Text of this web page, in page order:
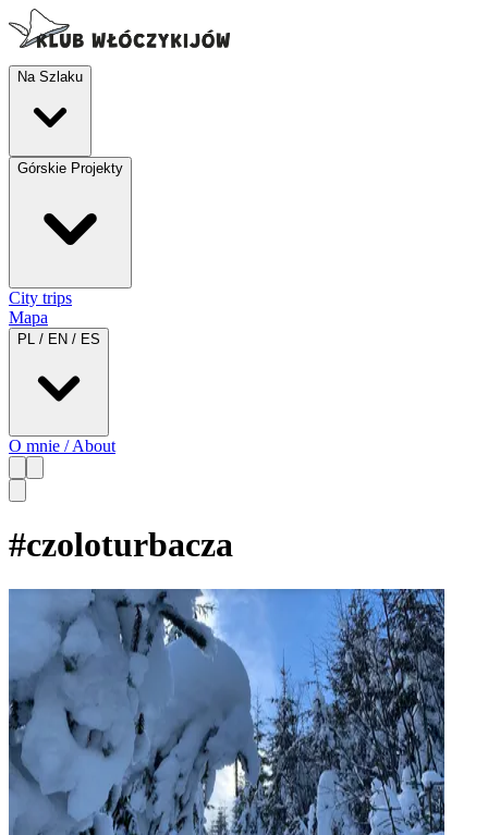
Na Szlaku
Górskie Projekty
City trips
Mapa
PL / EN / ES
O mnie / About
#czoloturbacza